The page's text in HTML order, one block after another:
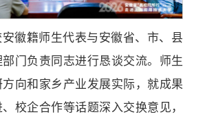
徽籍师生代表与安徽省、市、县
部门负责同志进行恳谈交流。师生
向和家乡产业发展实际，就成果
校企合作等话题深入交换意见，